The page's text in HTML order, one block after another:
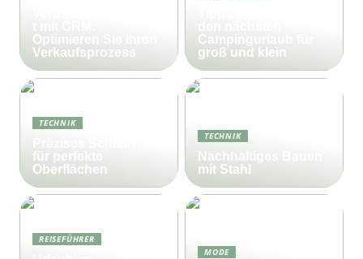
Optimieren Sie Ihren
Verkaufsprozess
Campingurlaub für
groß und klein
TECHNIK
für perfekte
Oberflächen
TECHNIK
Nachhaltiges Bauen
mit Stahl
REISEFÜHRER
MODE